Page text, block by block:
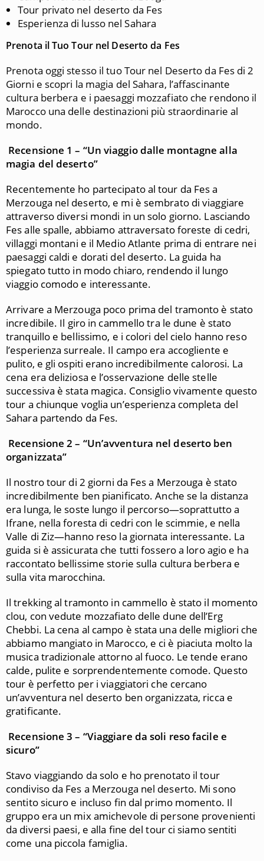
Tour privato nel deserto da Fes
Esperienza di lusso nel Sahara
Prenota il Tuo Tour nel Deserto da Fes
Prenota oggi stesso il tuo Tour nel Deserto da Fes di 2
Giorni e scopri la magia del Sahara, l’affascinante
cultura berbera e i paesaggi mozzafiato che rendono il
Marocco una delle destinazioni più straordinarie al
mondo.
Recensione 1 – “Un viaggio dalle montagne alla
magia del deserto”
Recentemente ho partecipato al tour da Fes a
Merzouga nel deserto, e mi è sembrato di viaggiare
attraverso diversi mondi in un solo giorno. Lasciando
Fes alle spalle, abbiamo attraversato foreste di cedri,
villaggi montani e il Medio Atlante prima di entrare nei
paesaggi caldi e dorati del deserto. La guida ha
spiegato tutto in modo chiaro, rendendo il lungo
viaggio comodo e interessante.
Arrivare a Merzouga poco prima del tramonto è stato
incredibile. Il giro in cammello tra le dune è stato
tranquillo e bellissimo, e i colori del cielo hanno reso
l’esperienza surreale. Il campo era accogliente e
pulito, e gli ospiti erano incredibilmente calorosi. La
cena era deliziosa e l’osservazione delle stelle
successiva è stata magica. Consiglio vivamente questo
tour a chiunque voglia un’esperienza completa del
Sahara partendo da Fes.
Recensione 2 – “Un’avventura nel deserto ben
organizzata”
Il nostro tour di 2 giorni da Fes a Merzouga è stato
incredibilmente ben pianificato. Anche se la distanza
era lunga, le soste lungo il percorso—soprattutto a
Ifrane, nella foresta di cedri con le scimmie, e nella
Valle di Ziz—hanno reso la giornata interessante. La
guida si è assicurata che tutti fossero a loro agio e ha
raccontato bellissime storie sulla cultura berbera e
sulla vita marocchina.
Il trekking al tramonto in cammello è stato il momento
clou, con vedute mozzafiato delle dune dell’Erg
Chebbi. La cena al campo è stata una delle migliori che
abbiamo mangiato in Marocco, e ci è piaciuta molto la
musica tradizionale attorno al fuoco. Le tende erano
calde, pulite e sorprendentemente comode. Questo
tour è perfetto per i viaggiatori che cercano
un’avventura nel deserto ben organizzata, ricca e
gratificante.
Recensione 3 – “Viaggiare da soli reso facile e
sicuro”
Stavo viaggiando da solo e ho prenotato il tour
condiviso da Fes a Merzouga nel deserto. Mi sono
sentito sicuro e incluso fin dal primo momento. Il
gruppo era un mix amichevole di persone provenienti
da diversi paesi, e alla fine del tour ci siamo sentiti
come una piccola famiglia.